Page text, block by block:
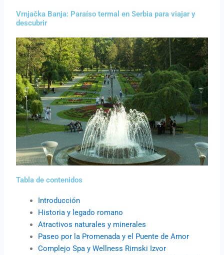
Vrnjačka Banja: Paraíso termal en Serbia para viajar y
descubrir
Tabla de contenidos
Introducción
Historia y legado romano
Atractivos naturales y minerales
Paseo por la Promenada y el Puente de Amor
Complejo Spa y Wellness Rimski Izvor